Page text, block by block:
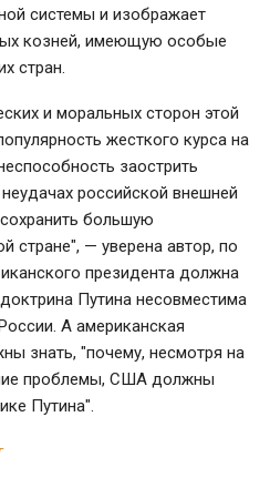
системы и изображает
козней, имеющую особые
стран.
и моральных сторон этой
жесткого курса на
заострить
российской внешней
большую
стране", — уверена автор, по
президента должна
Путина несовместима
А американская
знать, "почему, несмотря на
проблемы, США должны
Путина".